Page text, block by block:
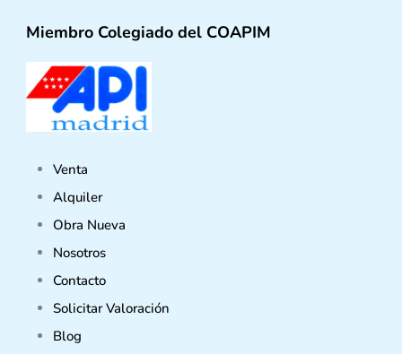
Miembro Colegiado del COAPIM
Venta
Alquiler
Obra Nueva
Nosotros
Contacto
Solicitar Valoración
Blog